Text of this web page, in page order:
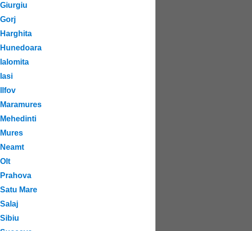
Giurgiu
Gorj
Harghita
Hunedoara
Ialomita
Iasi
Ilfov
Maramures
Mehedinti
Mures
Neamt
Olt
Prahova
Satu Mare
Salaj
Sibiu